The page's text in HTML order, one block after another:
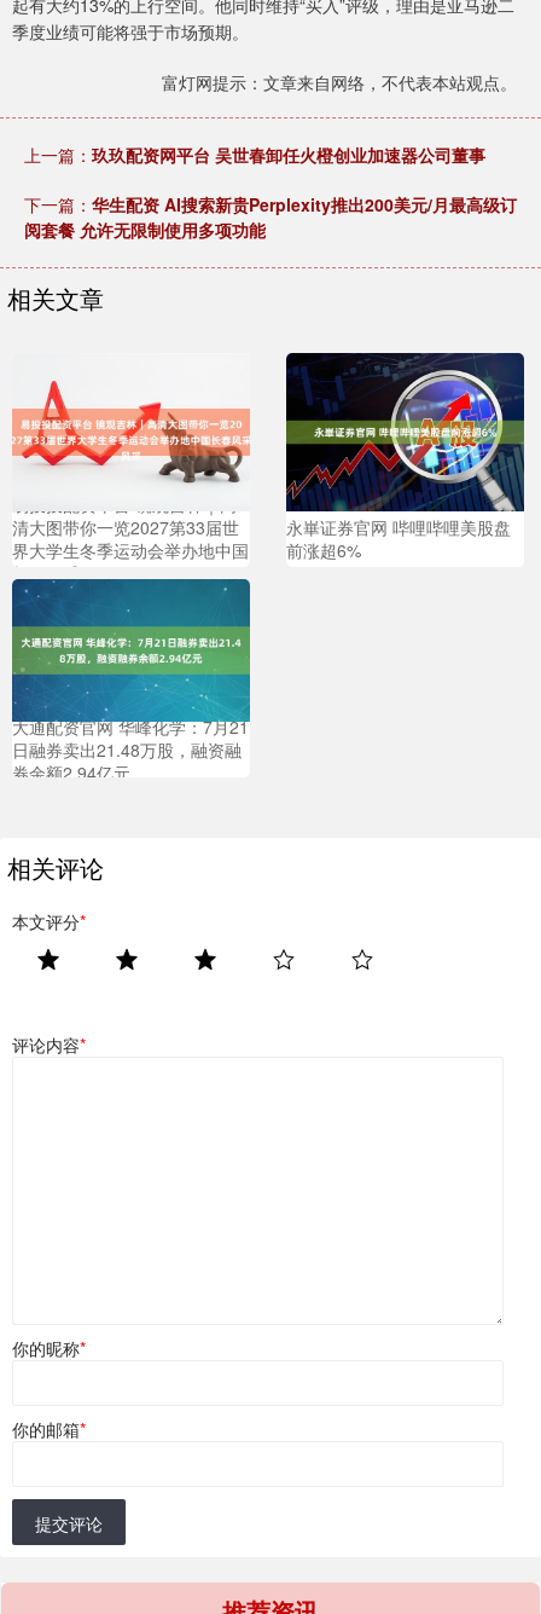
季度业绩可能将强于市场预期。
富灯网提示：文章来自网络，不代表本站观点。
上一篇： 玖玖配资网平台 吴世春卸任火橙创业加速器公司董事
下一篇： 华生配资 AI搜索新贵Perplexity推出200美元/月最高级订
阅套餐 允许无限制使用多项功能
相关文章
清大图带你一览2027第33届世
界大学生冬季运动会举办地中国
长春风采
永崋证券官网 哔哩哔哩美股盘
前涨超6%
大通配资官网 华峰化学：7月21
日融券卖出21.48万股，融资融
券余额2.94亿元
相关评论
本文评分*
评论内容*
你的昵称*
你的邮箱*
提交评论